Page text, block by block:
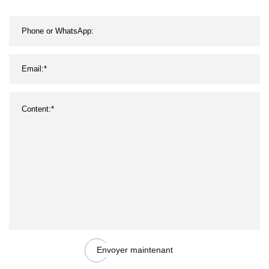
Envoyer maintenant